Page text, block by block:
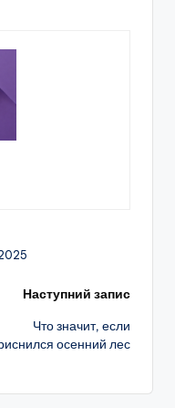
Наступний запис
Что значит, если
осенний лес